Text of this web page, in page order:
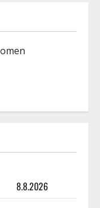
8.8.2026